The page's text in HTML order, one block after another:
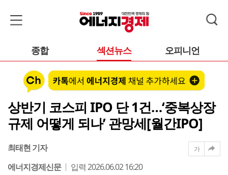
종합 섹션뉴스 오피니언
상반기 코스피 IPO 단 1건…‘중복상장
규제 어떻게 되나’ 관망세[월간IPO]
최태현 기자
에너지경제신문
입력 2026.06.02 16:20
가